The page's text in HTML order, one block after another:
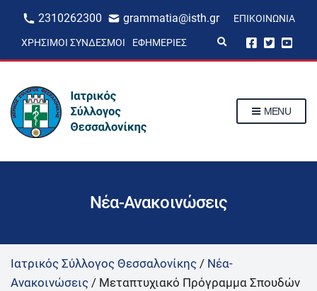
2310262300 grammatia@isth.gr ΕΠΙΚΟΙΝΩΝΊΑ
ΧΡΉΣΙΜΟΙ ΣΎΝΔΕΣΜΟΙ ΕΦΗΜΕΡΊΕΣ
p
m
MENU
Νέα-Ανακοινώσεις
Ιατρικός Σύλλογος Θεσσαλονίκης / Νέα-
Ανακοινώσεις / Μεταπτυχιακό Πρόγραμμα Σπουδών